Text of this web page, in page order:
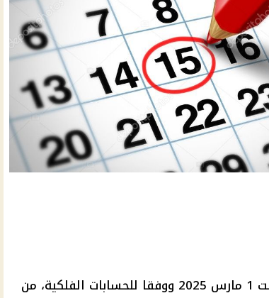
1 مارس 2025
ووفقا للحسابات الفلكية، من